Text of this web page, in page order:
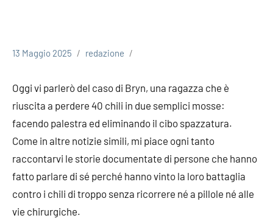
13 Maggio 2025 redazione
Oggi vi parlerò del caso di Bryn, una ragazza che è
riuscita a perdere 40 chili in due semplici mosse:
facendo palestra ed eliminando il cibo spazzatura.
Come in altre notizie simili, mi piace ogni tanto
raccontarvi le storie documentate di persone che hanno
fatto parlare di sé perché hanno vinto la loro battaglia
contro i chili di troppo senza ricorrere né a pillole né alle
vie chirurgiche.